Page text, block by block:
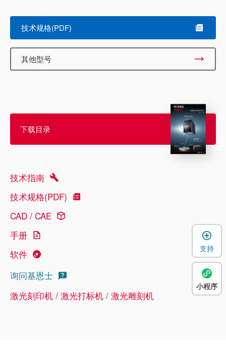
技术规格(PDF)
其他型号
下载目录
技术指南
技术规格(PDF)
CAD / CAE
手册
软件
询问基恩士
激光刻印机 / 激光打标机 / 激光雕刻机
支持
小程序